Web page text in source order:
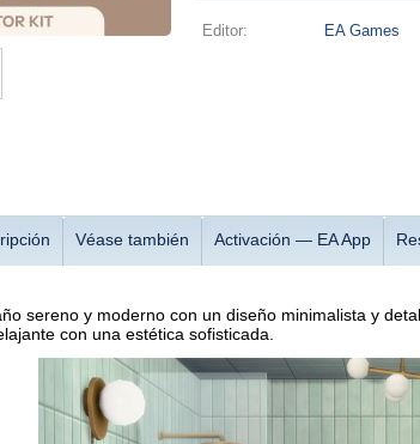
Editor: EA Games
Véase también Activación — EA App
sereno y moderno con un diseño minimalista y
con una estética sofisticada.